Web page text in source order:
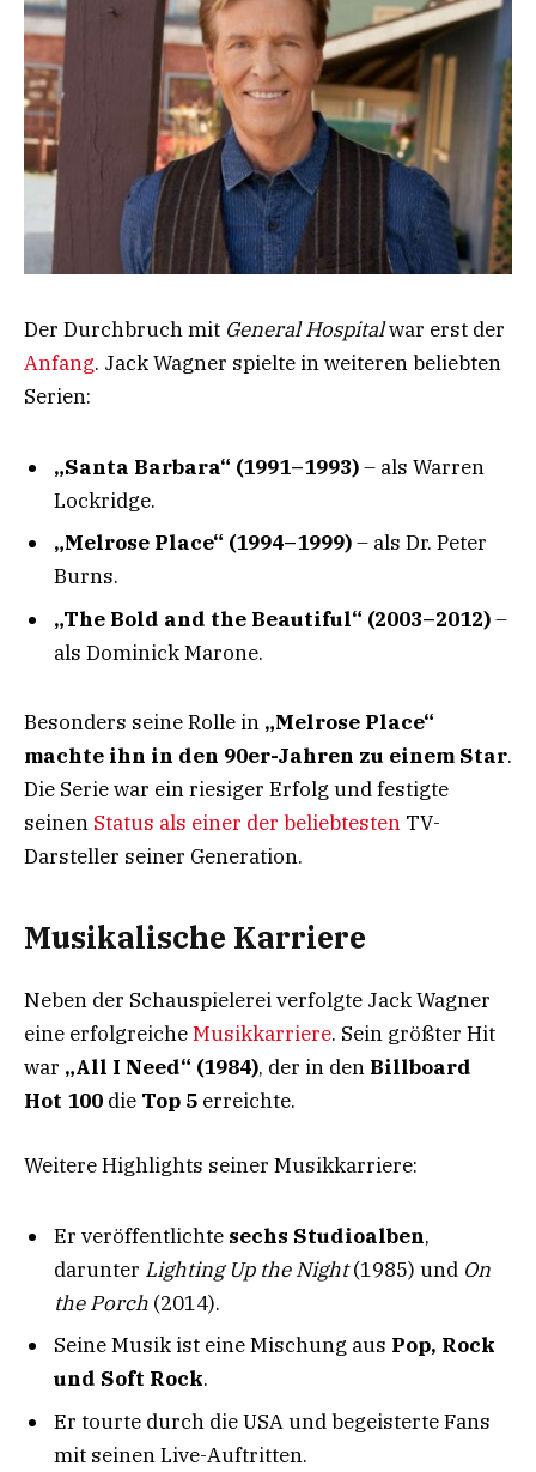
Der Durchbruch mit General Hospitalwar erst der
Anfang. Jack Wagner spielte in weiteren beliebten
Serien:
„Santa Barbara“ (1991–1993)– als Warren
Lockridge.
„Melrose Place“ (1994–1999)– als Dr. Peter
Burns.
„The Bold and the Beautiful“ (2003–2012)–
als Dominick Marone.
Besonders seine Rolle in „Melrose Place“
machte ihn in den 90er-Jahren zu einem Star.
Die Serie war ein riesiger Erfolg und festigte
seinen Status als einer der beliebtesten TV-
Darsteller seiner Generation.
Musikalische Karriere
Neben der Schauspielerei verfolgte Jack Wagner
eine erfolgreicheMusikkarriere. Sein größter Hit
war „All I Need“ (1984), der in den Billboard
Hot 100 die Top 5 erreichte.
Weitere Highlights seiner Musikkarriere:
Er veröffentlichte sechs Studioalben,
darunter Lighting Up the Night(1985) und On
the Porch (2014).
Seine Musik ist eine Mischung aus Pop, Rock
und Soft Rock.
Er tourte durch die USA und begeisterte Fans
mit seinen Live-Auftritten.